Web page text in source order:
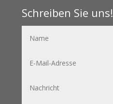
Schreiben Sie uns!
Mail-